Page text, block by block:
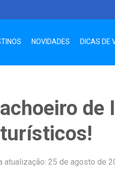
NOVIDADES DICAS DE
atualização: 25 de agosto de